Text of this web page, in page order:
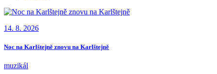
14. 8. 2026
Noc na Karlštejně znovu na Karlštejně
muzikál